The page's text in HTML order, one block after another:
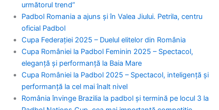
b
o
o
k
a
g
r
a
i
t
t
e
u
b
e
e
d
i
n
s
a
p
p
următorul trend”
Padbol Romania a ajuns și în Valea Jiului. Petrila, centru
oficial Padbol
Cupa Federației 2025 – Duelul elitelor din România
Cupa României la Padbol Feminin 2025 – Spectacol,
eleganță și performanță la Baia Mare
Cupa României la Padbol 2025 – Spectacol, inteligență și
performanță la cel mai înalt nivel
România învinge Brazilia la padbol și termină pe locul 3 la